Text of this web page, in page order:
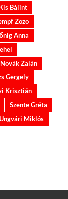
Bálint
Zozo
Anna
Novák Zalán
Gergely
Krisztián
Szente Gréta
Ungvári Miklós